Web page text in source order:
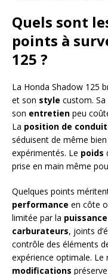
Quels sont
points à
125 ?
La Honda Shadow 125
et son style custom. Sa
son entretien peu
La position de
séduisent de même
expérimentés. Le poids
prise en main même
Quelques points
performance en côte
limitée par la puissance
carburateurs, joints
contrôle des éléments
expérience optimale. Le
modifications